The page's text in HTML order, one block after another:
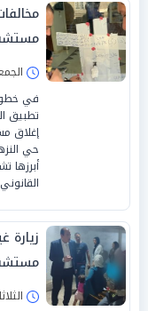
الجمعة 12/سبتمبر/
في
تطبيق
إغلاق
حي
أبرزها
الثلاثاء 02/سبتمبر/